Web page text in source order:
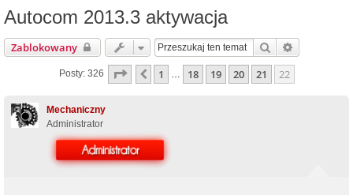
Autocom 2013.3 aktywacja
Zablokowany Szukaj
Posty: 326 Strona 22z 22
Poprzednia
1 … 18 19 20 21 22
Mechaniczny
Administrator